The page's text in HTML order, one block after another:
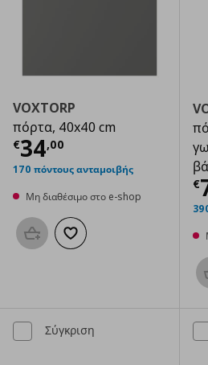
VOXTORP
πόρτα, 40x40 cm
€34,00
Τρέχουσα τιμή
170 πόντους ανταμοιβής
Μη διαθέσιμο στο e-shop
Προσθήκη στο καλάθι
Προσθήκη στα αγαπημένα
€
Σύγκριση